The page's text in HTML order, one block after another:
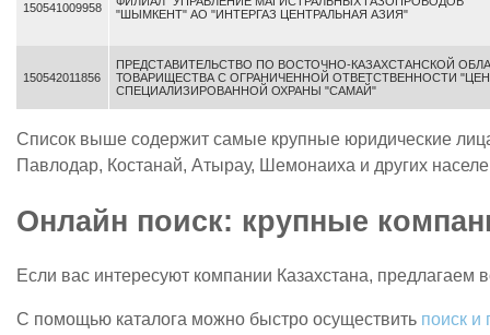
150541009958
"ШЫМКЕНТ" АО "ИНТЕРГАЗ ЦЕНТРАЛЬНАЯ АЗИЯ"
150542011856
ПРЕДСТАВИТЕЛЬСТВО ПО ВОСТОЧНО-КАЗАХСТАНСКОЙ
ТОВАРИЩЕСТВА С ОГРАНИЧЕННОЙ ОТВЕТСТВЕННОСТИ
СПЕЦИАЛИЗИРОВАННОЙ ОХРАНЫ "САМАЙ"
Список выше содержит самые крупные юридические
Павлодар, Костанай, Атырау, Шемонаиха и других
Онлайн поиск: крупные
Если вас интересуют компании Казахстана,
С помощью каталога можно быстро осуществить поиск